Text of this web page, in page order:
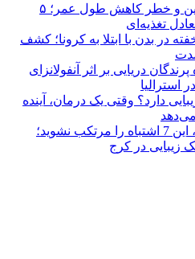
مصرف بیش از حد پروتئین و خطر کاهش طول عمر؛ ۵
تغذیه‌ای
در بدن با ابتلا به کرونا؛ کشف
دریایی بر اثر آنفولانزای
دارد؟ وقتی یک درمان، آینده
می‌دهد
قبل از اصلاح طرح لبخند، این 7 اشتباه را مرتکب نشوید؛
زیبایی در کرج